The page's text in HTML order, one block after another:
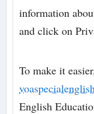
information
and click on
To make it
English